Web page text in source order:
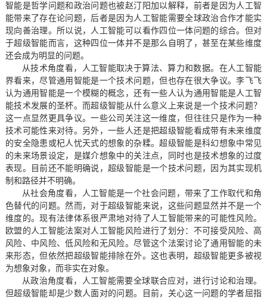
智能是哲学问题和政治问题也被赵汀阳加以解释，前者是因为人工智
能带来了存在论问题，后者是因为人工智能需要全球政治合作才能实
现向善治理。所以说，人工智能可以看作四位一体问题的综合。但对
于超级智能而言，这种四位一体并不是那么自明了，甚至在某些维度
还会成为明显的问题。
从技术角度看，人工智能取决于算法、算力和数据。在人工智能
界看来，尽管通用智能是一个技术问题，但也存在很大争议。李飞飞
认为通用智能是一个模糊的概念，还有一些人认为通用智能是人工智
能技术发展的圣杯。而超级智能从什么意义上来说是一个技术问题？
这一点显然更具争议。一些公司关注这一维度，但往往只是作为一种
技术可能性来对待。另外，一些人还是把超级智能看成带有未来维度
的安全隐患或杞人忧天式的想象的杂糅。超级智能是科幻想象中常见
的未来场景设定，是媒介想象中的关注点，同时也是技术想象的过度
表现。目前还不能明确说，超级智能是一个技术问题，因为其实现机
制和路径并不明确。
从社会角度看，人工智能是一个社会问题，带来了工作取代和角
色替代的问题。然而，对于超级智能来说，这些问题显然并不是一个
维度的。现有法律体系很严肃地对待了人工智能带来的可能性风险。
欧盟的人工智能法案对人工智能风险进行了划分：不可接受风险、高
风险、中风险、低风险和无风险。尽管这个法案讨论了通用智能的未
来形态，但依然把超级智能排除在外。这也表明，超级智能更多被视
为想象对象，而非实在对象。
从政治角度看，人工智能需要全球联合应对，进行讨论和治理。
但超级智能却是少数人面对的问题。目前，关心这一问题的学者屈指